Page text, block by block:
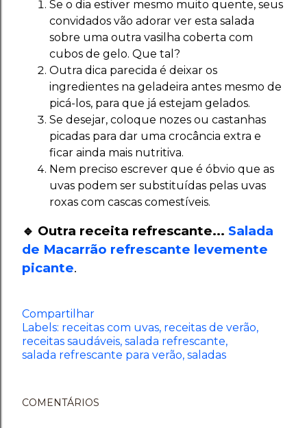
Se o dia estiver mesmo muito quente, seus
convidados vão adorar ver esta salada
sobre uma outra vasilha coberta com
cubos de gelo. Que tal?
Outra dica parecida é deixar os
ingredientes na geladeira antes mesmo de
picá-los, para que já estejam gelados.
Se desejar, coloque nozes ou castanhas
picadas para dar uma crocância extra e
ficar ainda mais nutritiva.
Nem preciso escrever que é óbvio que as
uvas podem ser substituídas pelas uvas
roxas com cascas comestíveis.
🔹 Outra receita refrescante... Salada
de Macarrão refrescante levemente
picante.
Compartilhar
Labels: receitas com uvas receitas de verão
receitas saudáveis salada refrescante
salada refrescante para verão saladas
COMENTÁRIOS